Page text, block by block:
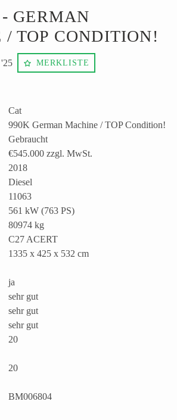
GERMAN
TOP CONDITION!
MERKLISTE
Cat
990K German Machine / TOP Condition!
Gebraucht
€545.000 zzgl. MwSt.
2018
Diesel
11063
561 kW (763 PS)
80974 kg
C27 ACERT
1335 x 425 x 532 cm
ja
sehr gut
sehr gut
sehr gut
20
20
BM006804